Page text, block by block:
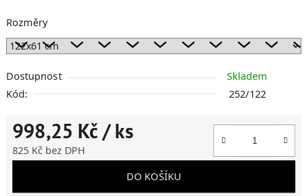
Rozměry
Dostupnost
Skladem
Kód:
252/122
998,25 Kč/ ks
825 Kč bez DPH
DO KOŠÍKU